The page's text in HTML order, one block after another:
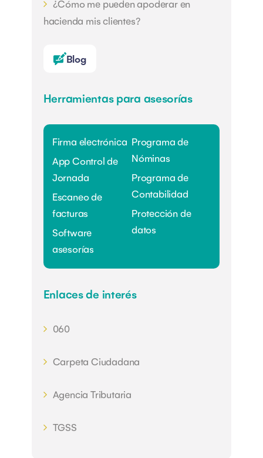
¿Cómo me pueden apoderar en
hacienda mis clientes?
Blog
Herramientas para asesorías
Firma electrónica
App Control de
Jornada
Escaneo de
facturas
Software
asesorías
Programa de
Nóminas
Programa de
Contabilidad
Protección de
datos
Enlaces de interés
060
Carpeta Ciudadana
Agencia Tributaria
TGSS